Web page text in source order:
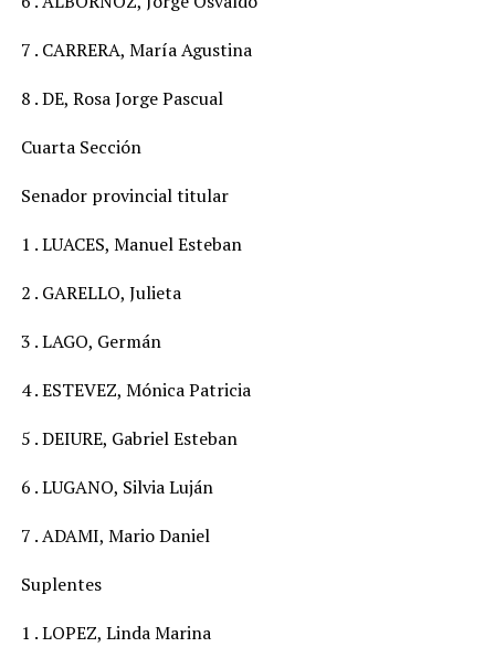
7 . CARRERA, María Agustina
8 . DE, Rosa Jorge Pascual
Cuarta Sección
Senador provincial titular
1 . LUACES, Manuel Esteban
2 . GARELLO, Julieta
3 . LAGO, Germán
4 . ESTEVEZ, Mónica Patricia
5 . DEIURE, Gabriel Esteban
6 . LUGANO, Silvia Luján
7 . ADAMI, Mario Daniel
Suplentes
1 . LOPEZ, Linda Marina